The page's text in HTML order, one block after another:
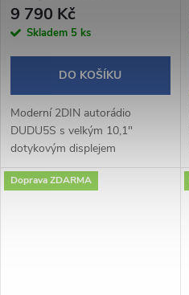
9 790 Kč
Skladem 5 ks
DO KOŠÍKU
Moderní 2DIN autorádio
DUDU5S s velkým 10,1"
dotykovým displejem
1280×720 px a praktickým
otočným potenciometrem
Doprava ZDARMA